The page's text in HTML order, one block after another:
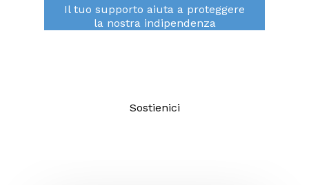
Il tuo supporto aiuta a proteggere
la nostra indipendenza
Sostienici